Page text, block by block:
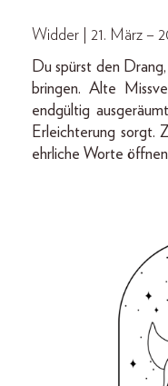
Widder | 21. März –
Du spürst den
bringen. Alte
endgültig
Erleichterung sorgt.
ehrliche Worte